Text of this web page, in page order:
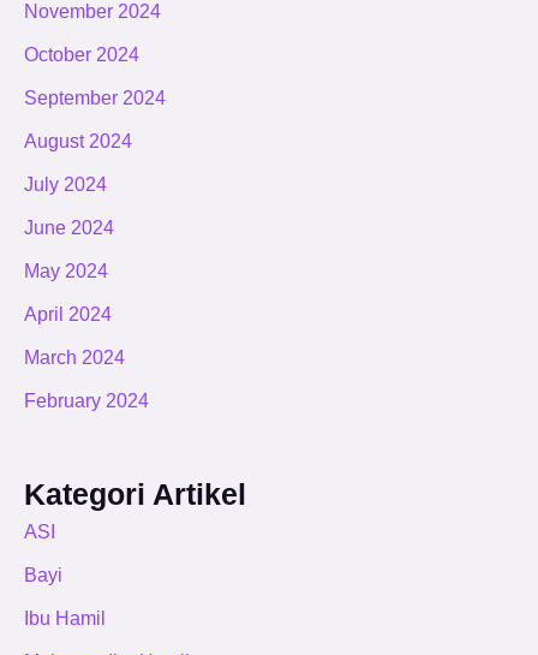
November 2024
October 2024
September 2024
August 2024
July 2024
June 2024
May 2024
April 2024
March 2024
February 2024
Kategori Artikel
ASI
Bayi
Ibu Hamil